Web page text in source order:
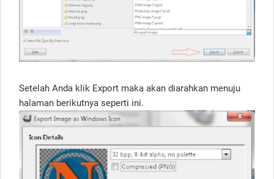
Setelah Anda klik Export maka akan diarahkan menuju
halaman berikutnya seperti ini.